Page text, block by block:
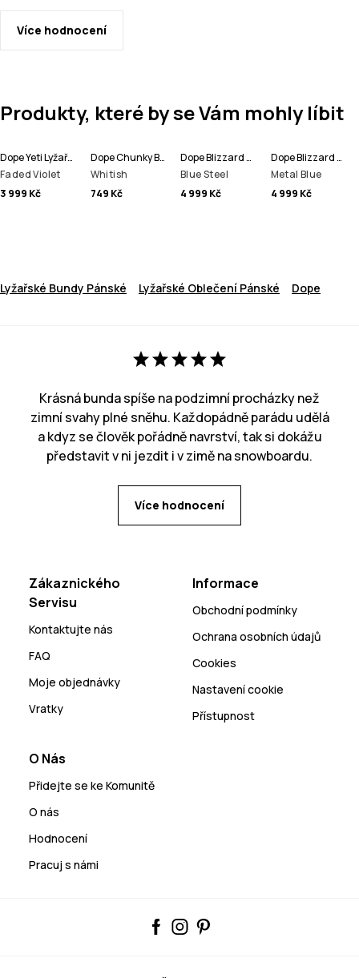
Více hodnocení
Produkty, které by se Vám mohly líbit
Dope Yeti Lyžařská Bunda Pánské
Faded Violet
3 999 Kč
Dope Chunky Beanie čepice
Whitish
749 Kč
Dope Blizzard Full Zip Bunda na Snowboard Pánské
Blue Steel
4 999 Kč
Dope Blizzard Full Zip Lyžařská Bunda Pánské
Metal Blue
4 999 Kč
Lyžařské Bundy Pánské Lyžařské Oblečení Pánské Dope
Krásná bunda spíše na podzimní procházky než
zimní svahy plné sněhu. Každopádně parádu udělá
a kdyz se člověk pořádně navrství, tak si dokážu
představit v ni jezdit i v zimě na snowboardu.
Více hodnocení
Zákaznického
Servisu
Kontaktujte nás
FAQ
Moje objednávky
Vratky
Informace
Obchodní podmínky
Ochrana osobních údajů
Cookies
Nastavení cookie
Přístupnost
O Nás
Přidejte se ke Komunitě
O nás
Hodnocení
Pracuj s námi